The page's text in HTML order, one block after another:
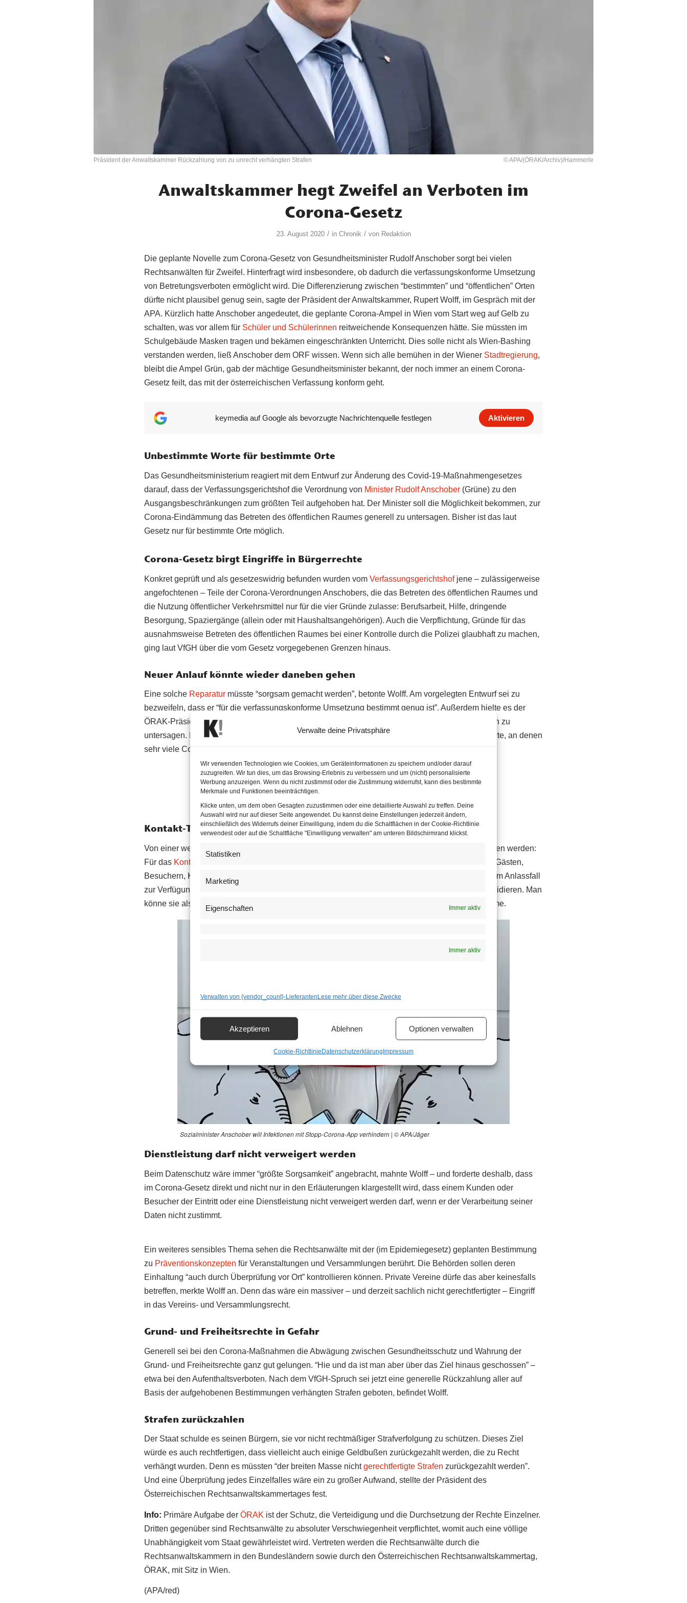
Verwalte deine Privatsphäre
Wir verwenden Technologien wie Cookies, um Geräteinformationen zu speichern und/oder darauf
zuzugreifen. Wir tun dies, um das Browsing-Erlebnis zu verbessern und um (nicht) personalisierte
Werbung anzuzeigen. Wenn du nicht zustimmst oder die Zustimmung widerrufst, kann dies bestimmte
Merkmale und Funktionen beeinträchtigen.
Klicke unten, um dem oben Gesagten zuzustimmen oder eine detaillierte Auswahl zu treffen. Deine
Auswahl wird nur auf dieser Seite angewendet. Du kannst deine Einstellungen jederzeit ändern,
einschließlich des Widerrufs deiner Einwilligung, indem du die Schaltflächen in der Cookie-Richtlinie
verwendest oder auf die Schaltfläche "Einwilligung verwalten" am unteren Bildschirmrand klickst.
Statistiken
Marketing
Eigenschaften Immer aktiv
Immer aktiv
Verwalten von {vendor_count}-LieferantenLese mehr über diese Zwecke
Akzeptieren Ablehnen Optionen verwalten
Cookie-RichtlinieDatenschutzerklärungImpressum
Präsident der Anwaltskammer Rückzahlung von zu unrecht verhängten Strafen © APA/(ÖRAK/Archiv)/Hammerle
Anwaltskammer hegt Zweifel an Verboten im
Corona-Gesetz
23. August 2020 / in Chronik / von Redaktion
Die geplante Novelle zum Corona-Gesetz von Gesundheitsminister Rudolf Anschober sorgt bei vielen
Rechtsanwälten für Zweifel. Hinterfragt wird insbesondere, ob dadurch die verfassungskonforme Umsetzung
von Betretungsverboten ermöglicht wird. Die Differenzierung zwischen “bestimmten” und “öffentlichen” Orten
dürfte nicht plausibel genug sein, sagte der Präsident der Anwaltskammer, Rupert Wolff, im Gespräch mit der
APA. Kürzlich hatte Anschober angedeutet, die geplante Corona-Ampel in Wien vom Start weg auf Gelb zu
schalten, was vor allem für Schüler und Schülerinnen reitweichende Konsequenzen hätte. Sie müssten im
Schulgebäude Masken tragen und bekämen eingeschränkten Unterricht. Dies solle nicht als Wien-Bashing
verstanden werden, ließ Anschober dem ORF wissen. Wenn sich alle bemühen in der Wiener Stadtregierung,
bleibt die Ampel Grün, gab der mächtige Gesundheitsminister bekannt, der noch immer an einem Corona-
Gesetz feilt, das mit der österreichischen Verfassung konform geht.
keymedia auf Google als bevorzugte Nachrichtenquelle festlegen Aktivieren
Unbestimmte Worte für bestimmte Orte
Das Gesundheitsministerium reagiert mit dem Entwurf zur Änderung des Covid-19-Maßnahmengesetzes
darauf, dass der Verfassungsgerichtshof die Verordnung von Minister Rudolf Anschober (Grüne) zu den
Ausgangsbeschränkungen zum größten Teil aufgehoben hat. Der Minister soll die Möglichkeit bekommen, zur
Corona-Eindämmung das Betreten des öffentlichen Raumes generell zu untersagen. Bisher ist das laut
Gesetz nur für bestimmte Orte möglich.
Corona-Gesetz birgt Eingriffe in Bürgerrechte
Konkret geprüft und als gesetzeswidrig befunden wurden vom Verfassungsgerichtshofjene – zulässigerweise
angefochtenen – Teile der Corona-Verordnungen Anschobers, die das Betreten des öffentlichen Raumes und
die Nutzung öffentlicher Verkehrsmittel nur für die vier Gründe zulasse: Berufsarbeit, Hilfe, dringende
Besorgung, Spaziergänge (allein oder mit Haushaltsangehörigen). Auch die Verpflichtung, Gründe für das
ausnahmsweise Betreten des öffentlichen Raumes bei einer Kontrolle durch die Polizei glaubhaft zu machen,
ging laut VfGH über die vom Gesetz vorgegebenen Grenzen hinaus.
Neuer Anlauf könnte wieder daneben gehen
Eine solche Reparatur müsste “sorgsam gemacht werden”, betonte Wolff. Am vorgelegten Entwurf sei zu
bezweifeln, dass er “für die verfassungskonforme Umsetzung bestimmt genug ist”. Außerdem hielte es der
ÖRAK-Präsident für zu weitgehend, das Betreten des gesamten öffentlichen Raumes in Österreich zu
untersagen. Denkbar seien eine solche Beschränkung nur in Kombination mit der “Ampel” – für Orte, an denen
sehr viele Corona-Infektionen aufgetreten sind.
Kontakt-Tracing Problem für Anwälte
Von einer weiteren in der Novelle enthaltenen Maßnahme wollen die Rechtsanwälte ausgenommen werden:
Für das Kontakt-Tracing
sollen Betriebe, Veranstalter und Vereine verpflichtet werden, Daten von Gästen,
Besuchern, Kunden und Mitarbeitern für 28 Tage aufzubewahren und den Gesundheitsbehörden im Anlassfall
zur Verfügung zu stellen. Das würde bei den Anwälten aber mit ihrer Verschwiegenheitspflicht kollidieren. Man
könne sie also nicht zur Datenweitergabe verpflichten, heißt es in der Begutachtungsstellungnahme.
Sozialminister Anschober will Infektionen mit Stopp-Corona-App verhindern | © APA/Jäger
Dienstleistung darf nicht verweigert werden
Beim Datenschutz wäre immer “größte Sorgsamkeit” angebracht, mahnte Wolff – und forderte deshalb, dass
im Corona-Gesetz direkt und nicht nur in den Erläuterungen klargestellt wird, dass einem Kunden oder
Besucher der Eintritt oder eine Dienstleistung nicht verweigert werden darf, wenn er der Verarbeitung seiner
Daten nicht zustimmt.
Ein weiteres sensibles Thema sehen die Rechtsanwälte mit der (im Epidemiegesetz) geplanten Bestimmung
zu Präventionskonzepten für Veranstaltungen und Versammlungen berührt. Die Behörden sollen deren
Einhaltung “auch durch Überprüfung vor Ort” kontrollieren können. Private Vereine dürfe das aber keinesfalls
betreffen, merkte Wolff an. Denn das wäre ein massiver – und derzeit sachlich nicht gerechtfertigter – Eingriff
in das Vereins- und Versammlungsrecht.
Grund- und Freiheitsrechte in Gefahr
Generell sei bei den Corona-Maßnahmen die Abwägung zwischen Gesundheitsschutz und Wahrung der
Grund- und Freiheitsrechte ganz gut gelungen. “Hie und da ist man aber über das Ziel hinaus geschossen” –
etwa bei den Aufenthaltsverboten. Nach dem VfGH-Spruch sei jetzt eine generelle Rückzahlung aller auf
Basis der aufgehobenen Bestimmungen verhängten Strafen geboten, befindet Wolff.
Strafen zurückzahlen
Der Staat schulde es seinen Bürgern, sie vor nicht rechtmäßiger Strafverfolgung zu schützen. Dieses Ziel
würde es auch rechtfertigen, dass vielleicht auch einige Geldbußen zurückgezahlt werden, die zu Recht
verhängt wurden. Denn es müssten “der breiten Masse nichtgerechtfertigte Strafen zurückgezahlt werden”.
Und eine Überprüfung jedes Einzelfalles wäre ein zu großer Aufwand, stellte der Präsident des
Österreichischen Rechtsanwaltskammertages fest.
Info: Primäre Aufgabe der ÖRAK ist der Schutz, die Verteidigung und die Durchsetzung der Rechte Einzelner.
Dritten gegenüber sind Rechtsanwälte zu absoluter Verschwiegenheit verpflichtet, womit auch eine völlige
Unabhängigkeit vom Staat gewährleistet wird. Vertreten werden die Rechtsanwälte durch die
Rechtsanwaltskammern in den Bundesländern sowie durch den Österreichischen Rechtsanwaltskammertag,
ÖRAK, mit Sitz in Wien.
(APA/red)